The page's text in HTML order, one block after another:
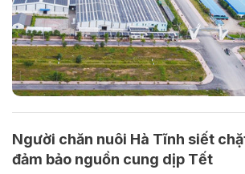
Người chăn nuôi Hà Tĩnh siết
đảm bảo nguồn cung dịp Tết